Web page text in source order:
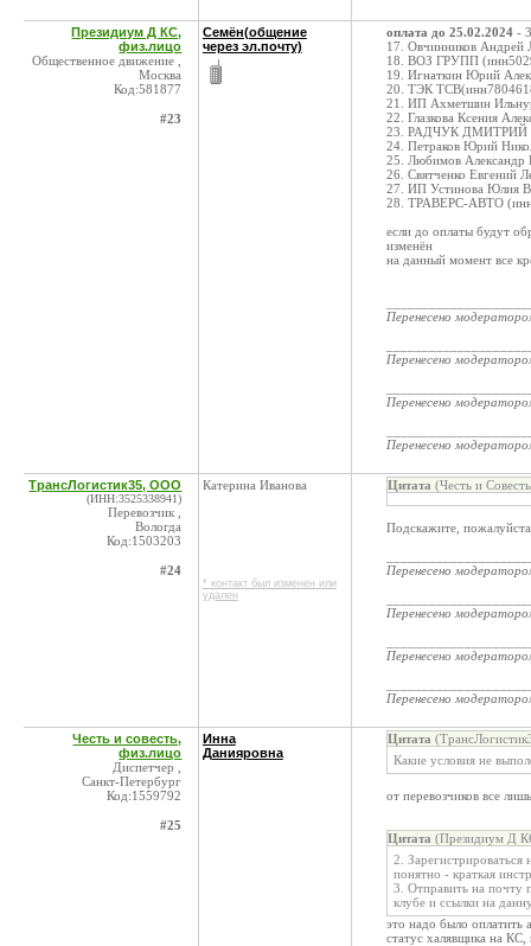
Президиум Д КС,
физ.лицо
Общественное движение ,
Москва
Код:581877
#23
Семён(общение
через эл.почту)
оплата до 25.02.2024 -
17. Овчинников Андрей
18. ВОЗ ГРУПП
19. Игнаткин Юрий
20. ТЭК
21. ИП Ахметшин
22. Глазкова Ксения
23. РАДЧУК ДМИТРИЙ
24. Петраков Юрий
25. Любимов Александр
26. Святченко Евгений
27. ИП Устинова Юлия
28. ТРАВЕРС-АВТО
если до оплаты будут
изменён
на данный момент все
Перенесено
Перенесено
Перенесено
Перенесено
ТрансЛогистик35, ООО
(ИНН:3525338941)
Перевозчик ,
Вологда
Код:1503203
#24
Катерина Иванова
* контакт был изменен или
удален
Цитата (Честь и
Подскажите,
Перенесено
Перенесено
Перенесено
Перенесено
Честь и совесть,
физ.лицо
Диспетчер ,
Санкт-Петербург
Код:1559792
#25
Инна
Данияровна
Цитата
Какие условия не
от перевозчиков все
Цитата (Президиум Д
2. Зарегистрироваться
понятно - краткая
3. Отправить на почту
клубе и ссылки на
это надо было
статус халявщика на КС,